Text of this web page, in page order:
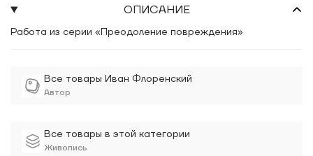
Все товары Иван Флоренский
Автор
Все товары в этой категории
Живопись
ОПИСАНИЕ
Работа из серии «Преодоление повреждения»